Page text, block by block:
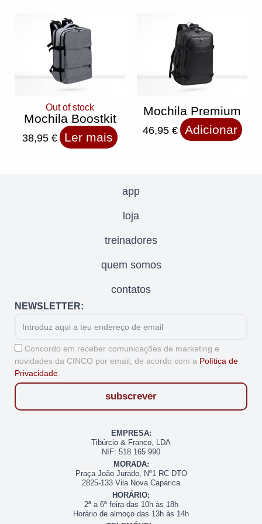
Out of stock
Mochila Boostkit
38,95 € Ler mais
Mochila Premium
46,95 € Adicionar
app
loja
treinadores
quem somos
contatos
NEWSLETTER:
Aceitação
Concordo em receber comunicações de marketing e
novidades da CINCO por email, de acordo com a Política de
Privacidade
subscrever
EMPRESA:
Tibúrcio & Franco, LDA
NIF: 518 165 990
MORADA:
Praça João Jurado, Nº1 RC DTO
2825-133 Vila Nova Caparica
HORÁRIO:
2ª a 6ª feira das 10h às 18h
Horário de almoço das 13h às 14h